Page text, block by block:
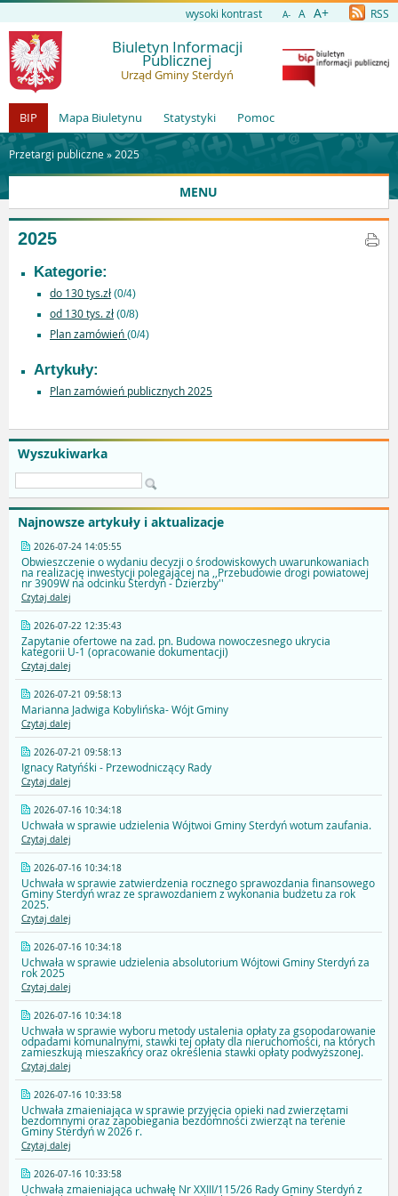
wysoki kontrast A- A A+ RSS
Biuletyn Informacji
Publicznej
Urząd Gminy Sterdyń
BIP Mapa Biuletynu Statystyki Pomoc
Przetargi publiczne » 2025
MENU
Wyszukiwarka
Najnowsze artykuły i aktualizacje
2026-07-24 14:05:55
Obwieszczenie o wydaniu decyzji o środowiskowych uwarunkowaniach
na realizację inwestycji polegającej na ,,Przebudowie drogi powiatowej
nr 3909W na odcinku Sterdyń - Dzierzby''
Czytaj dalej
2026-07-22 12:35:43
Zapytanie ofertowe na zad. pn. Budowa nowoczesnego ukrycia
kategorii U-1 (opracowanie dokumentacji)
Czytaj dalej
2026-07-21 09:58:13
Marianna Jadwiga Kobylińska- Wójt Gminy
Czytaj dalej
2026-07-21 09:58:13
Ignacy Ratyńśki - Przewodniczący Rady
Czytaj dalej
2026-07-16 10:34:18
Uchwała w sprawie udzielenia Wójtwoi Gminy Sterdyń wotum zaufania.
Czytaj dalej
2026-07-16 10:34:18
Uchwała w sprawie zatwierdzenia rocznego sprawozdania finansowego
Gminy Sterdyń wraz ze sprawozdaniem z wykonania budżetu za rok
2025.
Czytaj dalej
2026-07-16 10:34:18
Uchwała w sprawie udzielenia absolutorium Wójtowi Gminy Sterdyń za
rok 2025
Czytaj dalej
2026-07-16 10:34:18
Uchwała w sprawie wyboru metody ustalenia opłaty za gsopodarowanie
odpadami komunalnymi, stawki tej opłaty dla nieruchomości, na których
zamieszkują mieszakńcy oraz określenia stawki opłaty podwyższonej.
Czytaj dalej
2026-07-16 10:33:58
Uchwała zmaieniająca w sprawie przyjęcia opieki nad zwierzętami
bezdomnymi oraz zapobiegania bezdomności zwierząt na terenie
Gminy Sterdyń w 2026 r.
Czytaj dalej
2026-07-16 10:33:58
Uchwała zmaieniająca uchwałę Nr XXIII/115/26 Rady Gminy Sterdyń z
2025
Kategorie:
do 130 tys.zł (0/4)
od 130 tys. zł (0/8)
Plan zamówień (0/4)
Artykuły:
Plan zamówień publicznych 2025